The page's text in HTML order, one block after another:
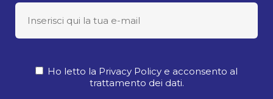
Ho letto la Privacy Policy e acconsento al
trattamento dei dati.